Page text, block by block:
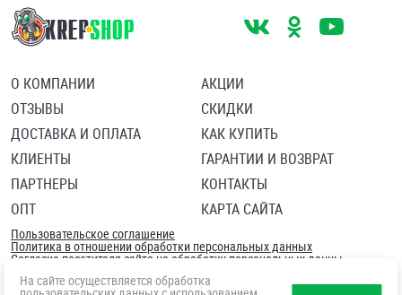
О КОМПАНИИ
ОТЗЫВЫ
ДОСТАВКА И ОПЛАТА
КЛИЕНТЫ
ПАРТНЕРЫ
ОПТ
АКЦИИ
СКИДКИ
КАК КУПИТЬ
ГАРАНТИИ И ВОЗВРАТ
КОНТАКТЫ
КАРТА САЙТА
Пользовательское соглашение
Политика в отношении обработки персональных данных
Согласие посетителя сайта на обработку персональных данны
На сайте осуществляется обработка